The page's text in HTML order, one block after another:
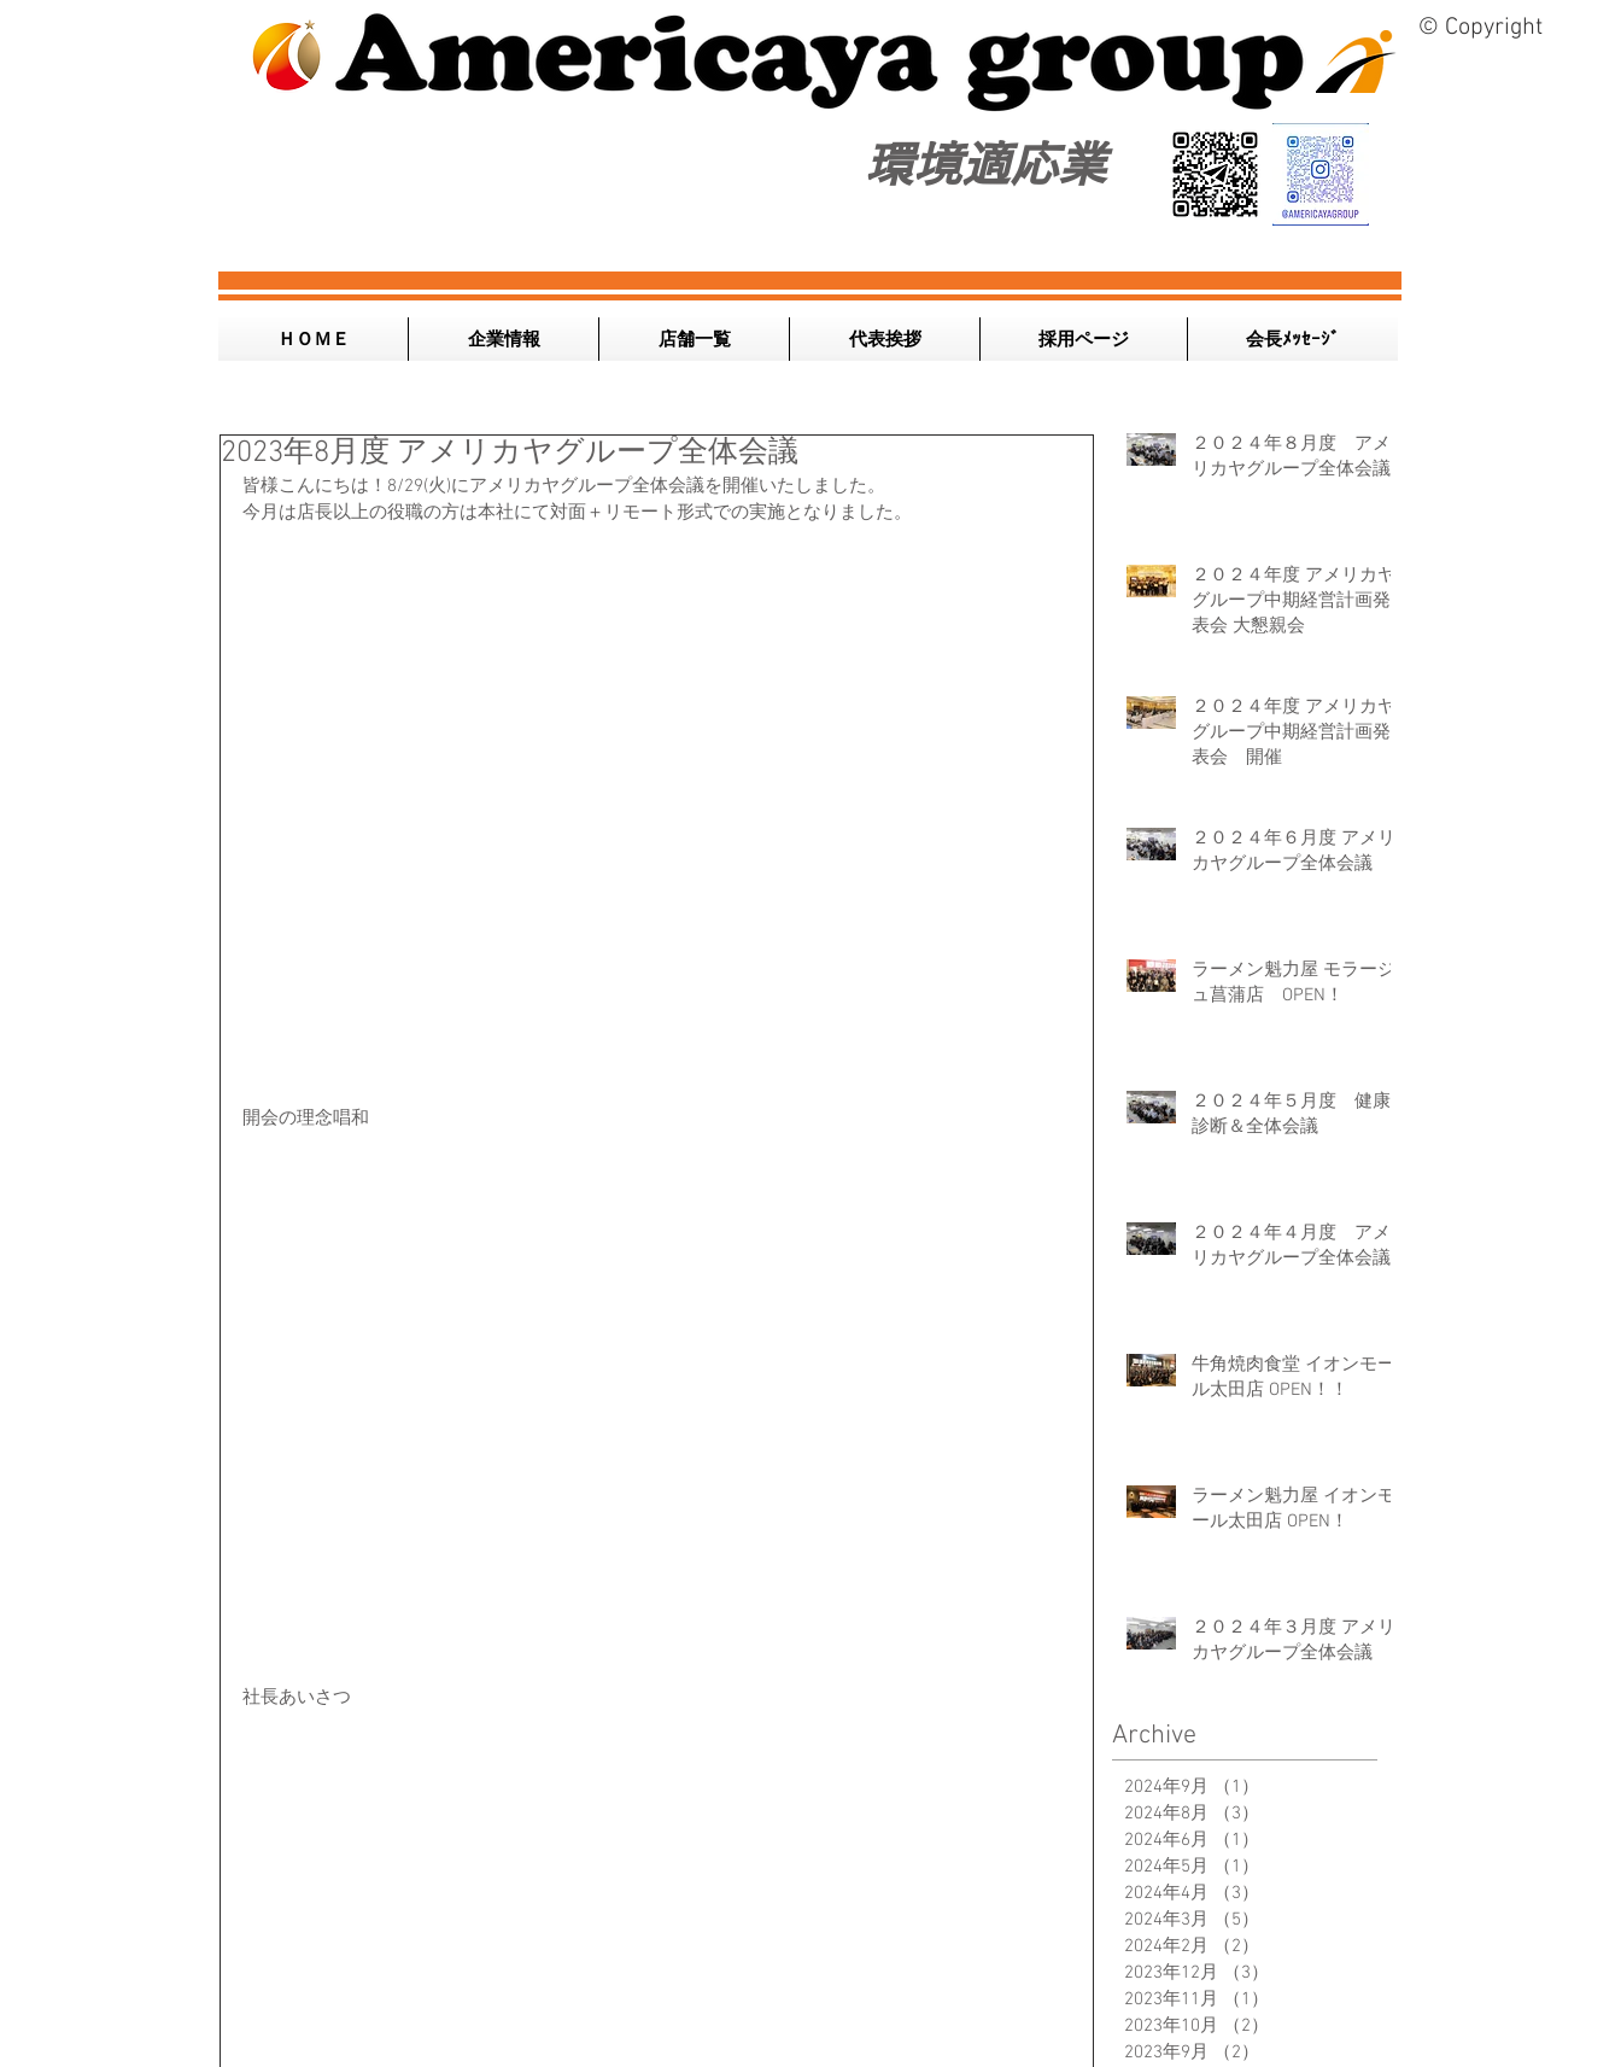
© Copyright
​環境適応業
ＨＯＭＥ 企業情報 店舗一覧 代表挨拶 採用ページ 会長ﾒｯｾｰｼﾞ
2023年8月度 アメリカヤグループ全体会議
皆様こんにちは！8/29(火)にアメリカヤグループ全体会議を開催いたしました。
今月は店長以上の役職の方は本社にて対面＋リモート形式での実施となりました。
開会の理念唱和
社長あいさつ
２０２４年８月度 アメ
リカヤグループ全体会議
２０２４年度 アメリカヤ
グループ中期経営計画発
表会 大懇親会
２０２４年度 アメリカヤ
グループ中期経営計画発
表会 開催
２０２４年６月度 アメリ
カヤグループ全体会議
ラーメン魁力屋 モラージ
ュ菖蒲店 OPEN！
２０２４年５月度 健康
診断＆全体会議
２０２４年４月度 アメ
リカヤグループ全体会議
牛角焼肉食堂 イオンモー
ル太田店 OPEN！！
ラーメン魁力屋 イオンモ
ール太田店 OPEN！
２０２４年３月度 アメリ
カヤグループ全体会議
Archive
2024年9月 （1）
2024年8月
（3）
2024年6月
（1）
2024年5月
（1）
2024年4月
（3）
2024年3月
（5）
2024年2月
（2）
2023年12月
（3）
2023年11月
（1）
2023年10月
（2）
2023年9月
（2）